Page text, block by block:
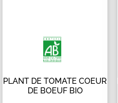
PLANT DE TOMATE COEUR
DE BOEUF BIO